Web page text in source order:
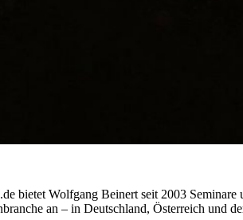
bietet Wolfgang Beinert seit 2003 Seminare
an – in Deutschland, Österreich und